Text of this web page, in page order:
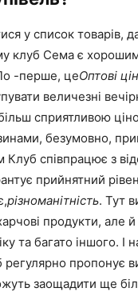
у список товарів,
клуб Сема є
-перше, цеОптові
величезні
сприятливою
безумовно,
Клуб співпрацює з
прийнятний
різноманітність. Тут
продукти, але
та багато іншого. І
пропонує
заощадити ще